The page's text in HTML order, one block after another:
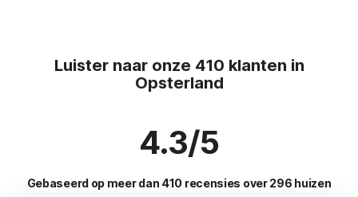
Luister naar onze 410 klanten in
Opsterland
4.3/5
Gebaseerd op meer dan 410 recensies over 296 huizen